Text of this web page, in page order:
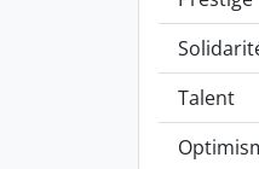
Talent